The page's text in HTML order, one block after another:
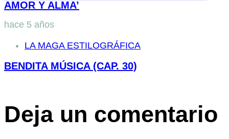
AMOR Y ALMA’
hace 5 años
LA MAGA ESTILOGRÁFICA
BENDITA MÚSICA (CAP. 30)
Deja un comentario